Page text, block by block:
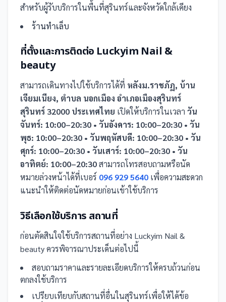
สำหรับผู้รับบริการในพื้นที่สุรินทร์และจังหวัดใกล้เคียง
ร้านทำเล็บ
ที่ตั้งและการติดต่อ Luckyim Nail & ​
beauty
สามารถเดินทางไปใช้บริการได้ที่ หลัง​ม.ราชภัฏ, บ้าน​
เจียม​เนียง, ตำบล นอกเมือง อำเภอเมืองสุรินทร์
สุรินทร์ 32000 ประเทศไทย เปิดให้บริการในเวลา วัน
จันทร์: 10:00–20:30 • วันอังคาร: 10:00–20:30 • วัน
พุธ: 10:00–20:30 • วันพฤหัสบดี: 10:00–20:30 • วัน
ศุกร์: 10:00–20:30 • วันเสาร์: 10:00–20:30 • วัน
อาทิตย์: 10:00–20:30สามารถโทรสอบถามหรือนัด
หมายล่วงหน้าได้ที่เบอร์ 096 929 5640 เพื่อความสะดวก
แนะนำให้ติดต่อนัดหมายก่อนเข้าใช้บริการ
วิธีเลือกใช้บริการ สถานที่
ก่อนตัดสินใจใช้บริการสถานที่อย่าง Luckyim Nail & ​
beautyควรพิจารณาประเด็นต่อไปนี้
สอบถามราคาและรายละเอียดบริการให้ครบถ้วนก่อน
ตกลงใช้บริการ
เปรียบเทียบกับสถานที่อื่นในสุรินทร์เพื่อให้ได้ข้อ